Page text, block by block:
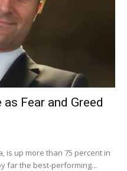
Fear and Greed
is up more than 75 percent in
far the best-performing...